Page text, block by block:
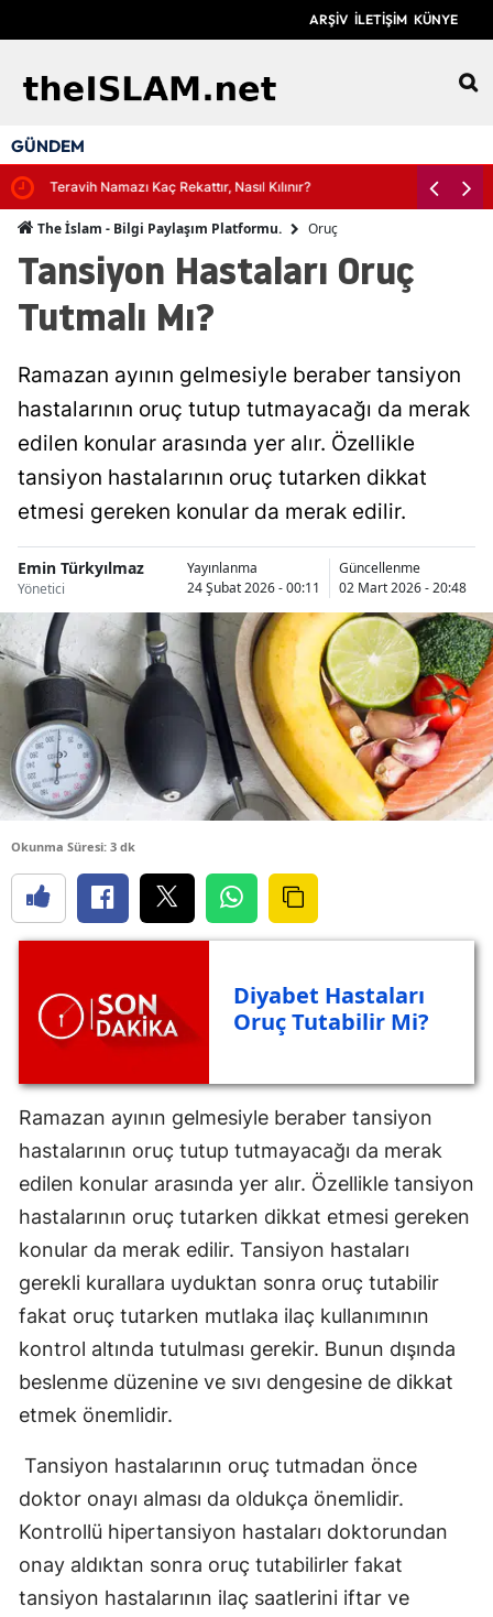
ARŞİV İLETİŞİM KÜNYE
GÜNDEM
Teravih Namazı Kaç Rekattır, Nasıl Kılınır?
The İslam - Bilgi Paylaşım Platformu. Oruç
Tansiyon Hastaları Oruç
Tutmalı Mı?
Ramazan ayının gelmesiyle beraber tansiyon
hastalarının oruç tutup tutmayacağı da merak
edilen konular arasında yer alır. Özellikle
tansiyon hastalarının oruç tutarken dikkat
etmesi gereken konular da merak edilir.
Emin Türkyılmaz
Yönetici
Yayınlanma
24 Şubat 2026 - 00:11
Güncellenme
02 Mart 2026 - 20:48
Okunma Süresi: 3 dk
Diyabet Hastaları
Oruç Tutabilir Mi?
Ramazan ayının gelmesiyle beraber tansiyon
hastalarının oruç tutup tutmayacağı da merak
edilen konular arasında yer alır. Özellikle tansiyon
hastalarının oruç tutarken dikkat etmesi gereken
konular da merak edilir. Tansiyon hastaları
gerekli kurallara uyduktan sonra oruç tutabilir
fakat oruç tutarken mutlaka ilaç kullanımının
kontrol altında tutulması gerekir. Bunun dışında
beslenme düzenine ve sıvı dengesine de dikkat
etmek önemlidir.
Tansiyon hastalarının oruç tutmadan önce
doktor onayı alması da oldukça önemlidir.
Kontrollü hipertansiyon hastaları doktorundan
onay aldıktan sonra oruç tutabilirler fakat
tansiyon hastalarının ilaç saatlerini iftar ve